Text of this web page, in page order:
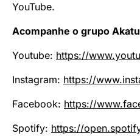
YouTube.
Acompanhe o grupo
Youtube: https://
Instagram: https://www.
Facebook: https://www.
Spotify: https://